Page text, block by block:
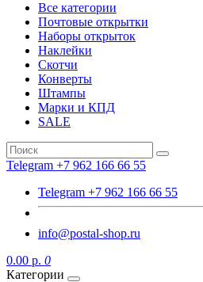
Все категории
Почтовые открытки
Наборы открыток
Наклейки
Скотчи
Конверты
Штампы
Марки и КПД
SALE
Telegram +7 962 166 66 55
Telegram +7 962 166 66 55
info@postal-shop.ru
0.00 р. 0
Категории